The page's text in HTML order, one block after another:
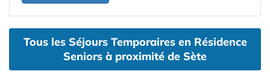
Tous les Séjours Temporaires en Résidence
Seniors à proximité de Sète